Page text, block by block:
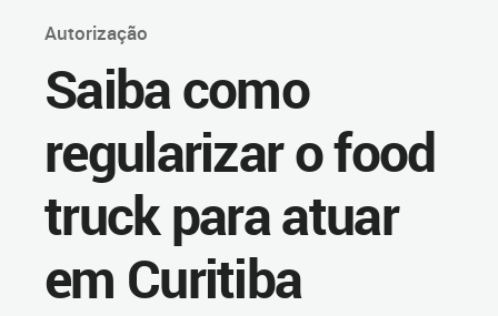
Autorização
Saiba como
regularizar o food
truck para atuar
em Curitiba